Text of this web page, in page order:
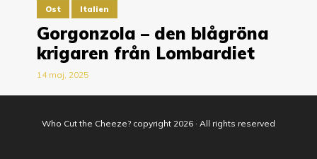
Ost Italien
Gorgonzola – den blågröna
krigaren från Lombardiet
14 maj, 2025
Who Cut the Cheeze? copyright 2026 · All rights reserved